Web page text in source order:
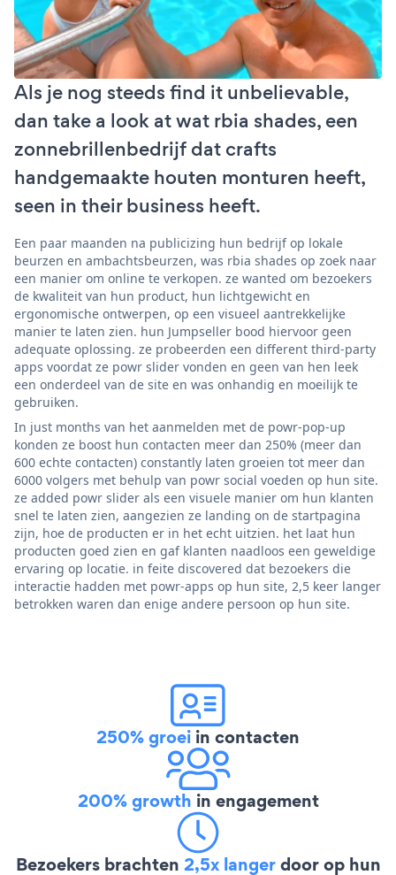
Als je nog steeds find it unbelievable,
dan take a look at wat rbia shades, een
zonnebrillenbedrijf dat crafts
handgemaakte houten monturen heeft,
seen in their business heeft.
Een paar maanden na publicizing hun bedrijf op lokale
beurzen en ambachtsbeurzen, was rbia shades op zoek naar
een manier om online te verkopen. ze wanted om bezoekers
de kwaliteit van hun product, hun lichtgewicht en
ergonomische ontwerpen, op een visueel aantrekkelijke
manier te laten zien. hun Jumpseller bood hiervoor geen
adequate oplossing. ze probeerden een different third-party
apps voordat ze powr slider vonden en geen van hen leek
een onderdeel van de site en was onhandig en moeilijk te
gebruiken.
In just months van het aanmelden met de powr-pop-up
konden ze boost hun contacten meer dan 250% (meer dan
600 echte contacten) constantly laten groeien tot meer dan
6000 volgers met behulp van powr social voeden op hun site.
ze added powr slider als een visuele manier om hun klanten
snel te laten zien, aangezien ze landing on de startpagina
zijn, hoe de producten er in het echt uitzien. het laat hun
producten goed zien en gaf klanten naadloos een geweldige
ervaring op locatie. in feite discovered dat bezoekers die
interactie hadden met powr-apps op hun site, 2,5 keer langer
betrokken waren dan enige andere persoon op hun site.
250% groei in contacten
200% growth in engagement
Bezoekers brachten 2,5x langerdoor op hun